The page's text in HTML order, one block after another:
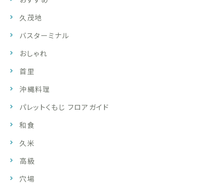
久茂地
バスターミナル
おしゃれ
首里
沖縄料理
パレットくもじ フロアガイド
和食
久米
高級
穴場